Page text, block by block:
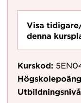
Visa
denna
Kurskod: